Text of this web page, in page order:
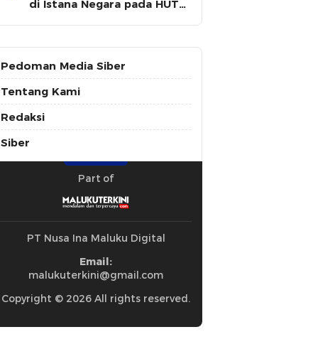
di Istana Negara pada HUT
Pedoman Media Siber
Tentang Kami
Redaksi
Siber
Part of
PT Nusa Ina Maluku Digital
Email:
malukuterkini@gmail.com
Copyright © 2026 All rights reserved.